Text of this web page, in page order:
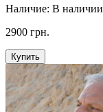
Наличие: В наличии
2900 грн.
Купить